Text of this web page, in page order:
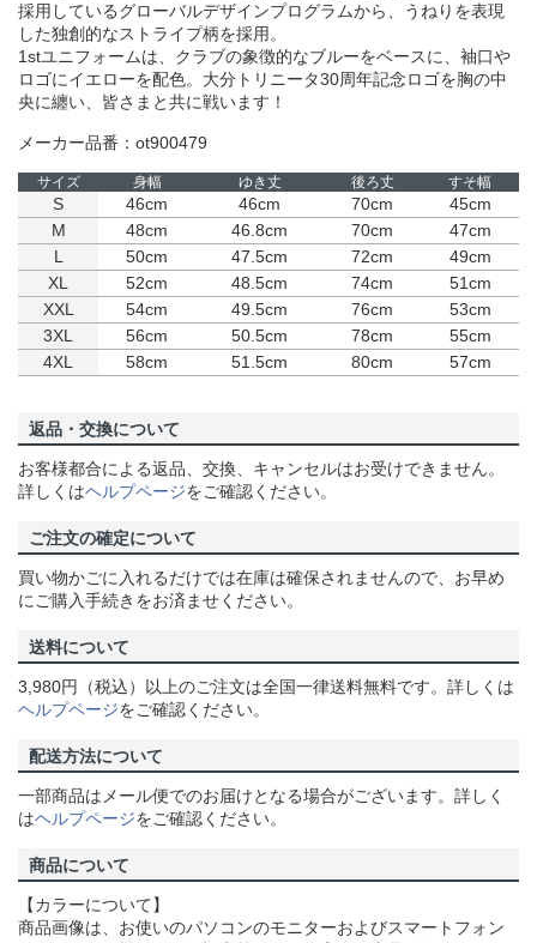
採用しているグローバルデザインプログラムから、うねりを表現
した独創的なストライプ柄を採用。
1stユニフォームは、クラブの象徴的なブルーをベースに、袖口や
ロゴにイエローを配色。大分トリニータ30周年記念ロゴを胸の中
央に纏い、皆さまと共に戦います！
メーカー品番：ot900479
サイズ 身幅 ゆき丈 後ろ丈 すそ幅
S 46cm 46cm 70cm
45cm
M
48cm 46.8cm 70cm
47cm
L
50cm 47.5cm 72cm
49cm
XL
52cm 48.5cm 74cm
51cm
XXL
54cm 49.5cm 76cm
53cm
3XL
56cm 50.5cm 78cm
55cm
4XL
58cm 51.5cm 80cm 57cm
返品・交換について
お客様都合による返品、交換、キャンセルはお受けできません。
詳しくはヘルプページをご確認ください。
ご注文の確定について
買い物かごに入れるだけでは在庫は確保されませんので、お早め
にご購入手続きをお済ませください。
送料について
3,980円（税込）以上のご注文は全国一律送料無料です。詳しくは
ヘルプページをご確認ください。
配送方法について
一部商品はメール便でのお届けとなる場合がございます。詳しく
はヘルプページをご確認ください。
商品について
【カラーについて】
商品画像は、お使いのパソコンのモニターおよびスマートフォン